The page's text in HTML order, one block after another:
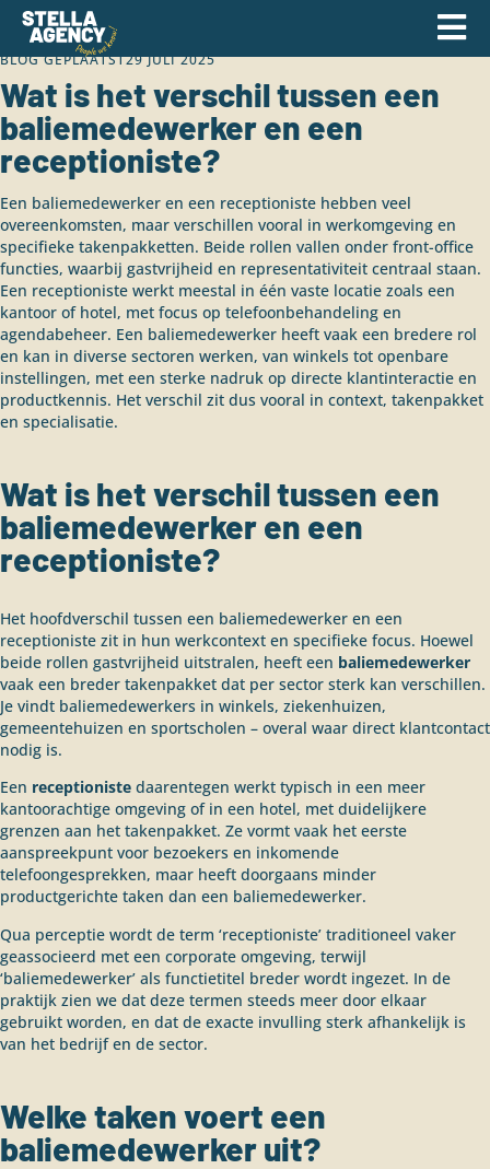
BLOG GEPLAATST29 JULI 2025
Wat is het verschil tussen een
baliemedewerker en een
receptioniste?
Een baliemedewerker en een receptioniste hebben veel
overeenkomsten, maar verschillen vooral in werkomgeving en
specifieke takenpakketten. Beide rollen vallen onder front-office
functies, waarbij gastvrijheid en representativiteit centraal staan.
Een receptioniste werkt meestal in één vaste locatie zoals een
kantoor of hotel, met focus op telefoonbehandeling en
agendabeheer. Een baliemedewerker heeft vaak een bredere rol
en kan in diverse sectoren werken, van winkels tot openbare
instellingen, met een sterke nadruk op directe klantinteractie en
productkennis. Het verschil zit dus vooral in context, takenpakket
en specialisatie.
Wat is het verschil tussen een
baliemedewerker en een
receptioniste?
Het hoofdverschil tussen een baliemedewerker en een
receptioniste zit in hun werkcontext en specifieke focus. Hoewel
beide rollen gastvrijheid uitstralen, heeft een baliemedewerker
vaak een breder takenpakket dat per sector sterk kan verschillen.
Je vindt baliemedewerkers in winkels, ziekenhuizen,
gemeentehuizen en sportscholen – overal waar direct klantcontact
nodig is.
Een receptioniste daarentegen werkt typisch in een meer
kantoorachtige omgeving of in een hotel, met duidelijkere
grenzen aan het takenpakket. Ze vormt vaak het eerste
aanspreekpunt voor bezoekers en inkomende
telefoongesprekken, maar heeft doorgaans minder
productgerichte taken dan een baliemedewerker.
Qua perceptie wordt de term ‘receptioniste’ traditioneel vaker
geassocieerd met een corporate omgeving, terwijl
‘baliemedewerker’ als functietitel breder wordt ingezet. In de
praktijk zien we dat deze termen steeds meer door elkaar
gebruikt worden, en dat de exacte invulling sterk afhankelijk is
van het bedrijf en de sector.
Welke taken voert een
baliemedewerker uit?